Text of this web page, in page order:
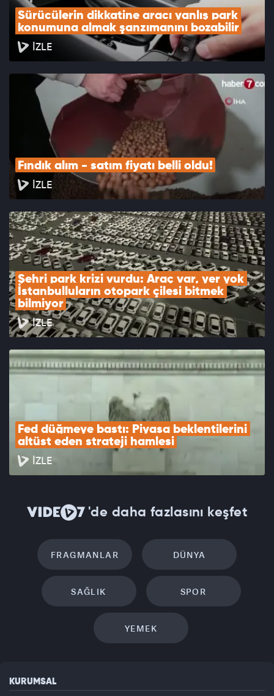
Sürücülerin dikkatine aracı yanlış park
konumuna almak şanzımanını bozabilir
İZLE
Fındık alım - satım fiyatı belli oldu!
İZLE
Şehri park krizi vurdu: Araç var, yer yok
İstanbulluların otopark çilesi bitmek
bilmiyor
İZLE
Fed düğmeye bastı: Piyasa beklentilerini
altüst eden strateji hamlesi
İZLE
'de daha fazlasını keşfet
FRAGMANLAR DÜNYA
SAĞLIK SPOR
YEMEK
KURUMSAL